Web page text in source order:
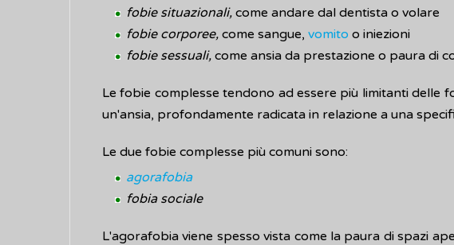
fobie situazionali, come andare dal dentista o volare
fobie corporee, come sangue, vomito o iniezioni
fobie sessuali, come ansia da prestazione o paura di
Le fobie complesse tendono ad essere più limitanti delle
un'ansia, profondamente radicata in relazione a una
Le due fobie complesse più comuni sono:
agorafobia
fobia sociale
L'agorafobia viene spesso vista come la paura di spazi